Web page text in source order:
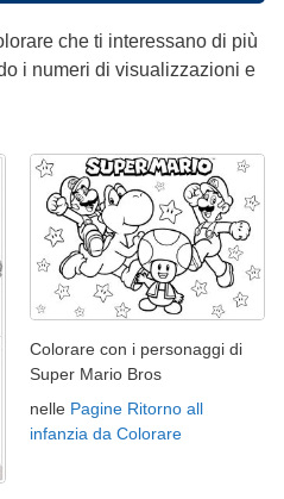
che ti interessano di più
i numeri di visualizzazioni e
Colorare con i personaggi di
Super Mario Bros
nelle Pagine Ritorno all
infanzia da Colorare